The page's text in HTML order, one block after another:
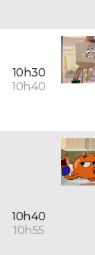
10h30
10h40
10h40
10h55